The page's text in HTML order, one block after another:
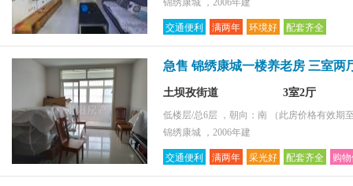
锦绣康城 ，2006年建
交通便利 满两年 环境好 配套齐全
急售 锦绣康城一楼养老房 三室两
土坝孜街道 3室2厅
低楼层/总6层 ，朝向：南
（此房价格有效期
锦绣康城 ，2006年建
交通便利 满两年 采光好 配套齐全 购